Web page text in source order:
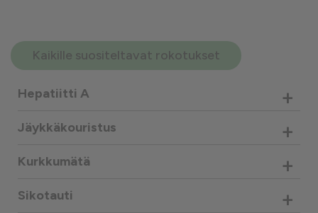
Kaikille suositeltavat rokotukset
Hepatiitti A +
Jäykkäkouristus +
Kurkkumätä +
Sikotauti +